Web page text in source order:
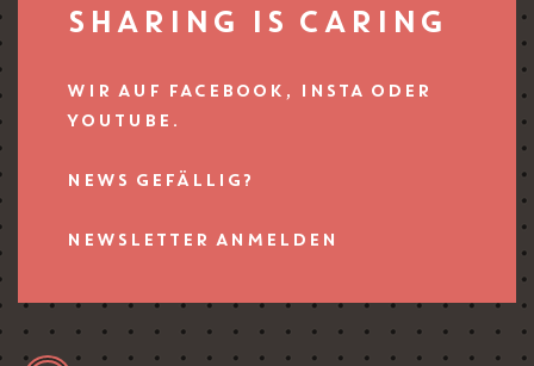
SHARING IS CARING
WIR AUF FACEBOOK, INSTA ODER
YOUTUBE.
NEWS GEFÄLLIG?
NEWSLETTER ANMELDEN